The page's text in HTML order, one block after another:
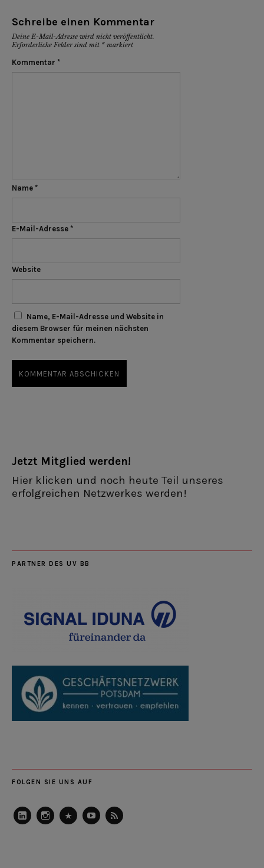
Schreibe einen Kommentar
Deine E-Mail-Adresse wird nicht veröffentlicht.
Erforderliche Felder sind mit * markiert
Kommentar *
Name *
E-Mail-Adresse *
Website
Name, E-Mail-Adresse und Website in
diesem Browser für meinen nächsten
Kommentar speichern.
Jetzt Mitglied werden!
Hier klicken und noch heute Teil unseres
erfolgreichen Netzwerkes werden!
PARTNER DES UV BB
FOLGEN SIE UNS AUF